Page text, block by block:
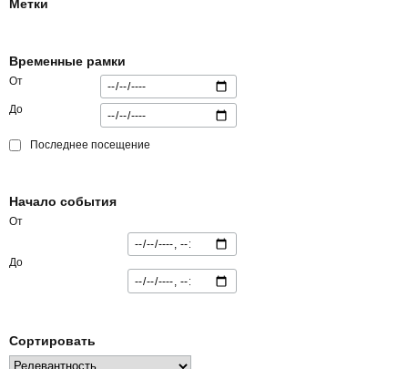
Метки
Временные рамки
От
До
Последнее посещение
Начало события
От
До
Сортировать